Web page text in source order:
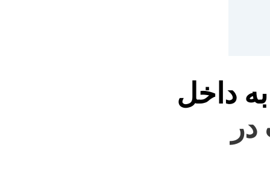
داخل